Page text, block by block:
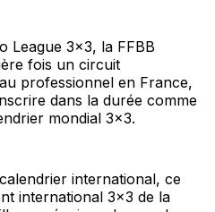
League 3x3, la FFBB
fois un circuit
professionnel en France,
dans la durée comme
mondial 3x3.
international, ce
international 3x3 de la